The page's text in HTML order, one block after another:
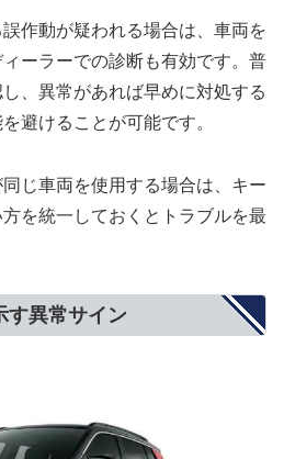
作動が疑われる場合は、車両を
ーラーでの診断も有効です。普
、異常があれば早めに対処する
避けることが可能です。
じ車両を使用する場合は、キー
を統一しておくとトラブルを最
す異常サイン